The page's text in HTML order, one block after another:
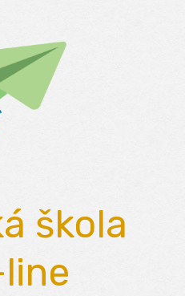
škola